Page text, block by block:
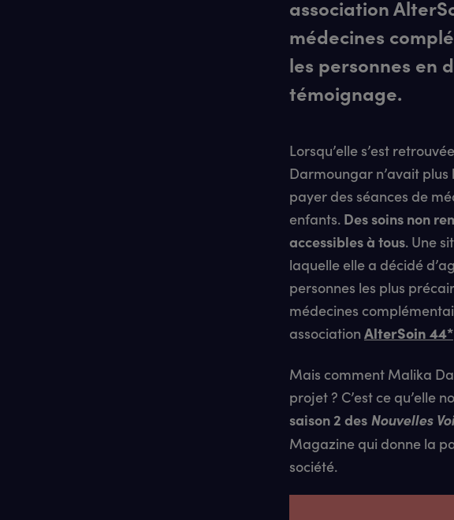
association
médecines
les personnes en
témoignage.
Lorsqu’elle s’est
Darmoungar n’avait plus
payer des séances de
enfants. Des soins non
accessibles à tous. Une
laquelle elle a décidé
personnes les plus
médecines
association AlterSoin 44*
Mais comment Malika
projet ? C’est ce qu’elle
saison 2 des Nouvelles
Magazine qui donne la
société.